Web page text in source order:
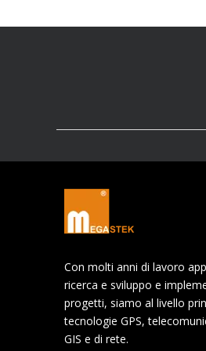
Con molti anni di lavoro
ricerca e sviluppo e
progetti, siamo al livello
tecnologie GPS,
GIS e di rete.